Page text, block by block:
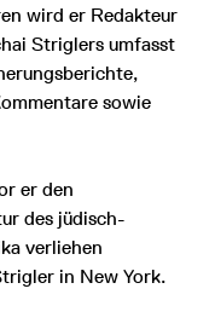
wird er Redakteur
Striglers umfasst
sowie
er den
des jüdisch-
verliehen
in New York.